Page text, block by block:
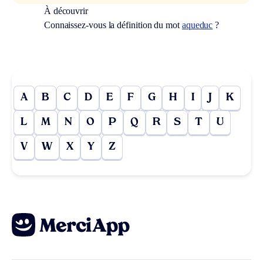
À découvrir
Connaissez-vous la définition du mot aqueduc ?
A B C D E F G H I J K
L M N O P Q R S T U
V W X Y Z